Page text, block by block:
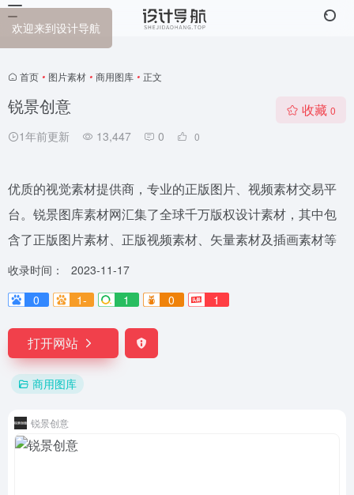
首页 • 图片素材 • 商用图库 • 正文
锐景创意
1年前更新 13,447 0 0
收藏 0
优质的视觉素材提供商，专业的正版图片、视频素材交易平
台。锐景图库素材网汇集了全球千万版权设计素材，其中包
含了正版图片素材、正版视频素材、矢量素材及插画素材等
收录时间：
2023-11-17
0
1- 1 0 1
打开网站
商用图库
锐景创意
欢迎来到设计导航